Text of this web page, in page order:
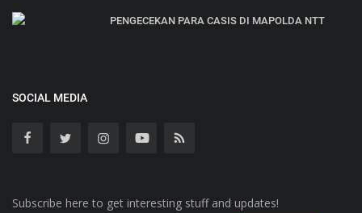
PENGECEKAN PARA CASIS DI MAPOLDA NTT
SOCIAL MEDIA
Subscribe here to get interesting stuff and updates!